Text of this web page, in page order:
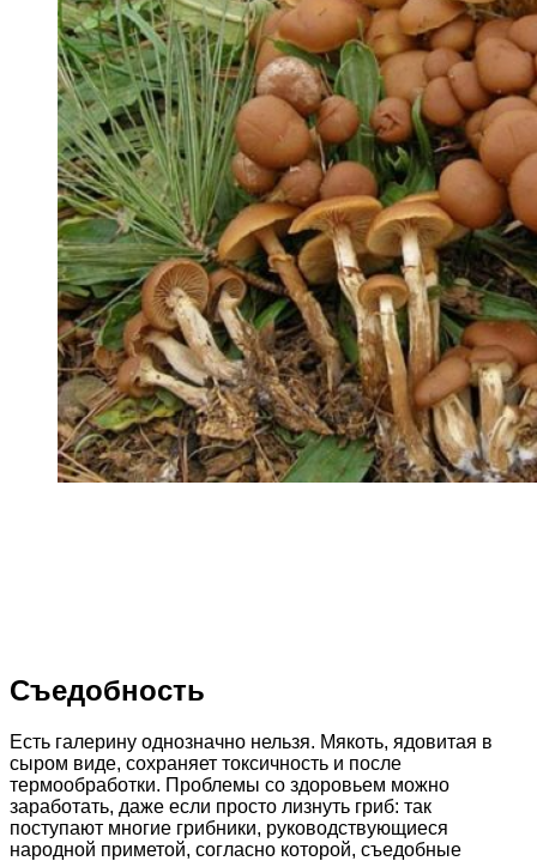
Съедобность
Есть галерину однозначно нельзя. Мякоть, ядовитая в
сыром виде, сохраняет токсичность и после
термообработки. Проблемы со здоровьем можно
заработать, даже если просто лизнуть гриб: так
поступают многие грибники, руководствующиеся
народной приметой, согласно которой, съедобные